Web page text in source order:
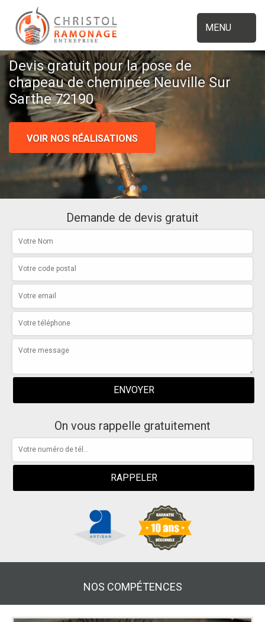
MENU
Devis gratuit pour la pose de
chapeau de cheminée Neuville Sur
Sarthe 72190
VOIR NOS RÉALISATIONS
Demande de devis gratuit
On vous rappelle gratuitement
NOS COMPÉTENCES